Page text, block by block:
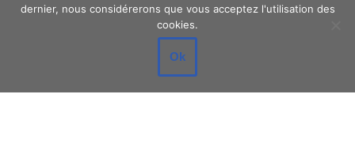
dernier, nous considérerons que vous acceptez l'utilisation des
cookies.
Ok